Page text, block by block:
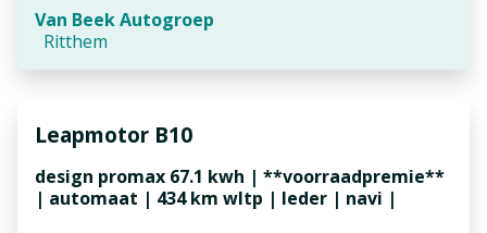
Van Beek Autogroep
Ritthem
Leapmotor B10
design promax 67.1 kwh | **voorraadpremie**
| automaat | 434 km wltp | leder | navi |